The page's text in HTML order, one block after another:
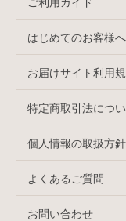
はじめてのお客様へ
お届けサイト利用
特定商取引法につ
個人情報の取扱方針
よくあるご質問
お問い合わせ